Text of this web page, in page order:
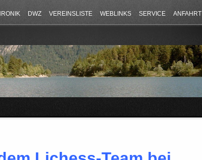
DWZ VEREINSLISTE WEBLINKS SERVICE ANFAHRT